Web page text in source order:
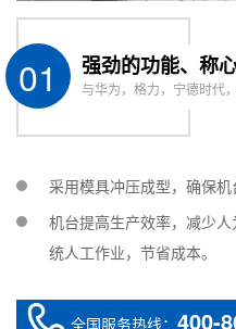
01 强劲的功能、称
与华为，格力，宁德时代
采用模具冲压成型，确保机
机台提高生产效率，减少
统人工作业，节省成本。
全国服务热线： 400-